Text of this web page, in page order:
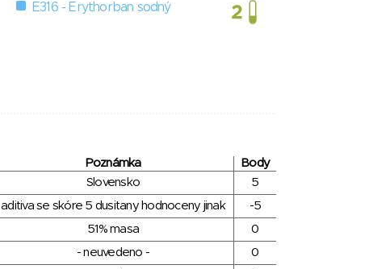
E316 - Erythorban sodný
Poznámka
Body
Slovensko
5
aditiva se skóre 5 dusitany hodnoceny jinak
-5
51% masa
0
- neuvedeno -
0